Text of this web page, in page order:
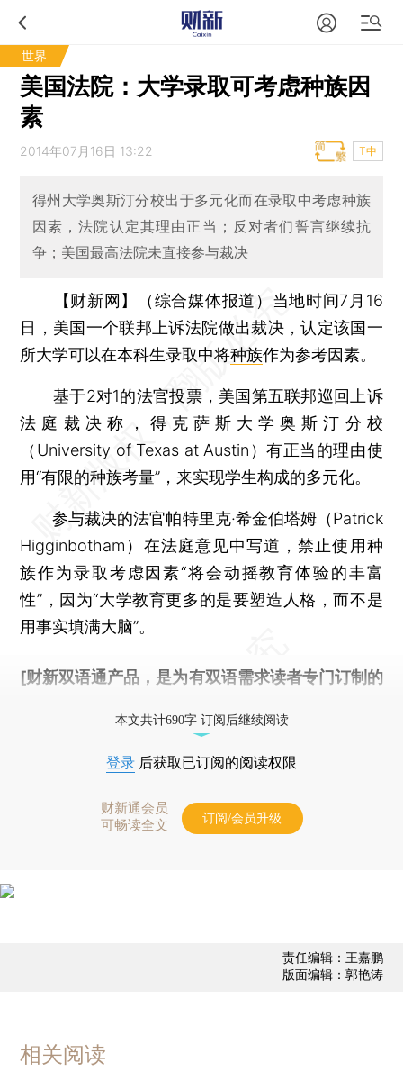
世界
美国法院：大学录取可考虑种族因
素
2014年07月16日 13:22 T中
得州大学奥斯汀分校出于多元化而在录取中考虑种族
因素，法院认定其理由正当；反对者们誓言继续抗
争；美国最高法院未直接参与裁决
【财新网】（综合媒体报道） 当地时间7月16
日，美国一个联邦上诉法院做出裁决，认定该国一
所大学可以在本科生录取中将种族作为参考因素。
基于2对1的法官投票，美国第五联邦巡回上诉
法庭裁决称，得克萨斯大学奥斯汀分校
（University of Texas at Austin）有正当的理由使
用“有限的种族考量”，来实现学生构成的多元化。
参与裁决的法官帕特里克·希金伯塔姆（Patrick
Higginbotham）在法庭意见中写道，禁止使用种
族作为录取考虑因素“将会动摇教育体验的丰富
性”，因为“大学教育更多的是要塑造人格，而不是
用事实填满大脑”。
[财新双语通产品，是为有双语需求读者专门订制的
本文共计690字 订阅后继续阅读
登录 后获取已订阅的阅读权限
财新通会员
可畅读全文
订阅/会员升级
责任编辑：王嘉鹏
版面编辑：郭艳涛
相关阅读